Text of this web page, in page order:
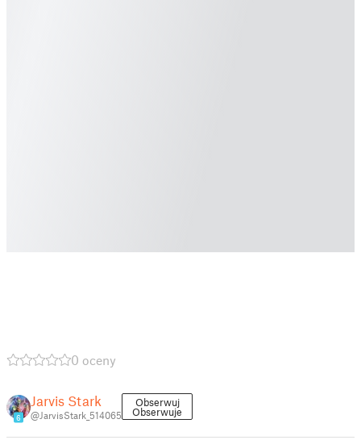
0 oceny
6
Jarvis Stark
@JarvisStark_514065
Obserwuj
Obserwuje